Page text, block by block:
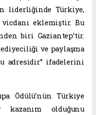
liderliğinde Türkiye,
eklemiştir. Bu
biri Gaziantep’tir.
ve paylaşma
adresidir” ifadelerini
Ödülü’nün Türkiye
olduğunu